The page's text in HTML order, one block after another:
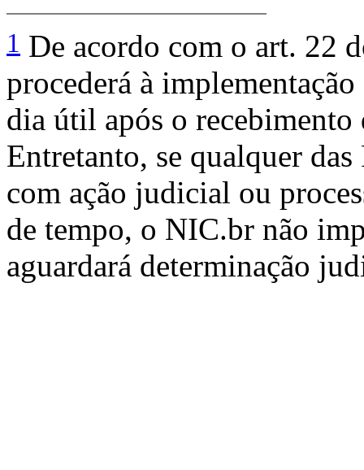
1 De acordo com o art. 22
procederá à
dia útil após o
Entretanto, se qualquer
com ação judicial ou
de tempo, o NIC.br não
aguardará determinação